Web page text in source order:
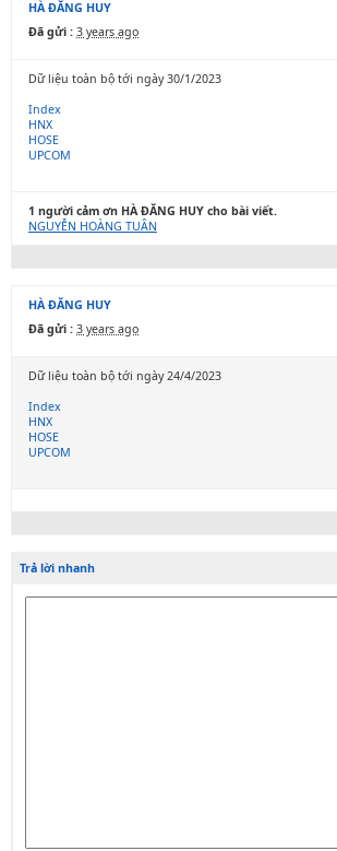
HÀ ĐĂNG HUY
Đã gửi : 3 years ago
Dữ liệu toàn bộ tới ngày 30/1/2023
Index
HNX
HOSE
UPCOM
1 người cảm ơn HÀ ĐĂNG HUY cho bài viết.
NGUYỄN HOÀNG TUÂN
HÀ ĐĂNG HUY
Đã gửi : 3 years ago
Dữ liệu toàn bộ tới ngày 24/4/2023
Index
HNX
HOSE
UPCOM
Trả lời nhanh